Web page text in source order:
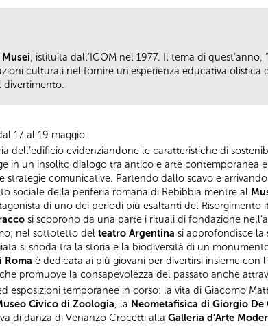
, istituita dall’ICOM nel 1977. Il tema di quest’anno,
culturali nel fornire un’esperienza educativa olistica
divertimento.
17 al 19 maggio.
dell’edificio evidenziandone le caratteristiche di
in un insolito dialogo tra antico e arte contemporanea
comunicative. Partendo dallo scavo e
sociale della periferia romana di Rebibbia mentre al
di uno dei periodi più esaltanti del Risorgimento
si scoprono da una parte i rituali di fondazione
nel sottotetto del teatro Argentina si approfondisce la
si snoda tra la storia e la biodiversità di un
Roma è dedicata ai più giovani per divertirsi insieme con
promuove la consapevolezza del passato anche
esposizioni temporanee in corso: la vita di Giacomo
Civico di Zoologia, la Neometafisica di Giorgio
di danza di Venanzo Crocetti alla Galleria d’Arte